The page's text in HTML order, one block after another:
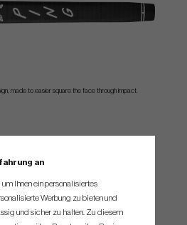
made to easier square the face through impact.
an
Ihnen ein personalisiertes
Werbung zu bieten und
und sicher zu halten. Zu diesem